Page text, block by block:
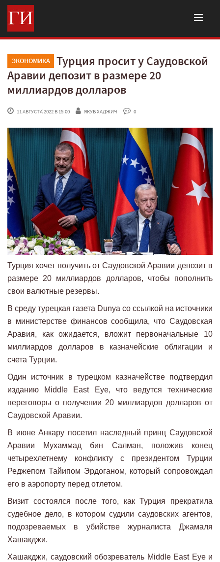
ЭКОНОМИКА
Турция просит у Саудовской
Аравии депозит в размере 20
миллиардов долларов
11 АВГУСТА'2022 В 15:00 ЯКУБ ХАДЖИЧ 0
Турция хочет получить от Саудовской Аравии депозит в
размере 20 миллиардов долларов, чтобы пополнить
свои валютные резервы.
В среду турецкая газета Dunya со ссылкой на источники
в министерстве финансов сообщила, что Саудовская
Аравия, как ожидается, вложит первоначальные 10
миллиардов долларов в казначейские облигации и
счета Турции.
Один источник в турецком казначействе подтвердил
изданию Middle East Eye, что ведутся технические
переговоры о получении 20 миллиардов долларов от
Саудовской Аравии.
В июне Анкару посетил наследный принц Саудовской
Аравии Мухаммад бин Салман, положив конец
четырехлетнему конфликту с президентом Турции
Реджепом Тайипом Эрдоганом, который сопровождал
его в аэропорту перед отлетом.
Визит состоялся после того, как Турция прекратила
судебное дело, в котором судили саудовских агентов,
подозреваемых в убийстве журналиста Джамаля
Хашакджи.
Хашакджи, саудовский обозреватель Middle East Eye и